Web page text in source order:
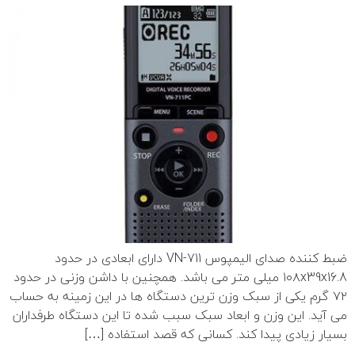
ضبط کننده صدای الیمپوس VN-711 دارای ابعادی در حدود
۱۰۸x39x16.8 میلی متر می باشد. همچنین با داشن وزنی در حدود
۷۲ گرم یکی از سبک وزن ترین دستگاه ها در این زمینه به حساب
می آید. این وزن و ابعاد سبک سبب شده تا این دستگاه طرفداران
بسیار زیادی پیدا کند. کسانی که قصد استفاده […]